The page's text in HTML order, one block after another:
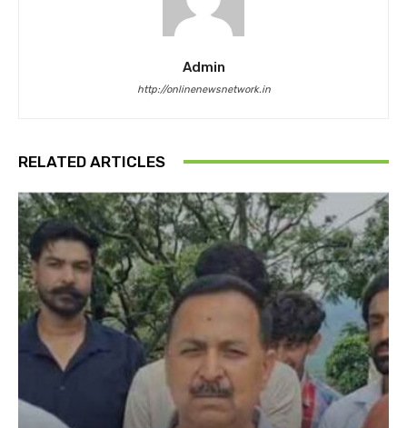
Admin
http://onlinenewsnetwork.in
RELATED ARTICLES